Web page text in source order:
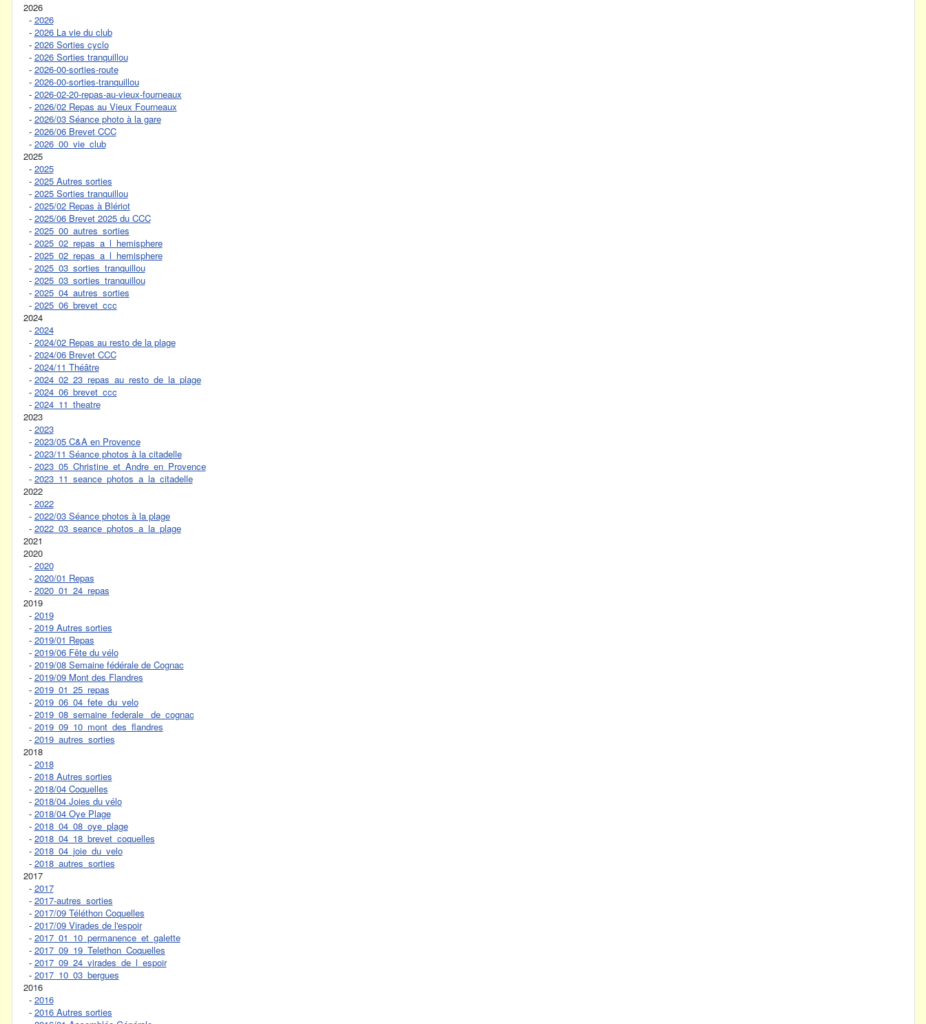
2026
- 2026
- 2026 La vie du club
- 2026 Sorties cyclo
- 2026 Sorties tranquillou
- 2026-00-sorties-route
- 2026-00-sorties-tranquillou
- 2026-02-20-repas-au-vieux-fourneaux
- 2026/02 Repas au Vieux Fourneaux
- 2026/03 Séance photo à la gare
- 2026/06 Brevet CCC
- 2026_00_vie_club
2025
- 2025
- 2025 Autres sorties
- 2025 Sorties tranquillou
- 2025/02 Repas à Blériot
- 2025/06 Brevet 2025 du CCC
- 2025_00_autres_sorties
- 2025_02_repas_a_l_hemisphere
- 2025_02_repas_a_l_hemisphere
- 2025_03_sorties_tranquillou
- 2025_03_sorties_tranquillou
- 2025_04_autres_sorties
- 2025_06_brevet_ccc
2024
- 2024
- 2024/02 Repas au resto de la plage
- 2024/06 Brevet CCC
- 2024/11 Théâtre
- 2024_02_23_repas_au_resto_de_la_plage
- 2024_06_brevet_ccc
- 2024_11_theatre
2023
- 2023
- 2023/05 C&A en Provence
- 2023/11 Séance photos à la citadelle
- 2023_05_Christine_et_Andre_en_Provence
- 2023_11_seance_photos_a_la_citadelle
2022
- 2022
- 2022/03 Séance photos à la plage
- 2022_03_seance_photos_a_la_plage
2021
2020
- 2020
- 2020/01 Repas
- 2020_01_24_repas
2019
- 2019
- 2019 Autres sorties
- 2019/01 Repas
- 2019/06 Fête du vélo
- 2019/08 Semaine fédérale de Cognac
- 2019/09 Mont des Flandres
- 2019_01_25_repas
- 2019_06_04_fete_du_velo
- 2019_08_semaine_federale_ de_cognac
- 2019_09_10_mont_des_flandres
- 2019_autres_sorties
2018
- 2018
- 2018 Autres sorties
- 2018/04 Coquelles
- 2018/04 Joies du vélo
- 2018/04 Oye Plage
- 2018_04_08_oye_plage
- 2018_04_18_brevet_coquelles
- 2018_04_joie_du_velo
- 2018_autres_sorties
2017
- 2017
- 2017-autres_sorties
- 2017/09 Téléthon Coquelles
- 2017/09 Virades de l'espoir
- 2017_01_10_permanence_et_galette
- 2017_09_19_Telethon_Coquelles
- 2017_09_24_virades_de_l_espoir
- 2017_10_03_bergues
2016
- 2016
- 2016 Autres sorties